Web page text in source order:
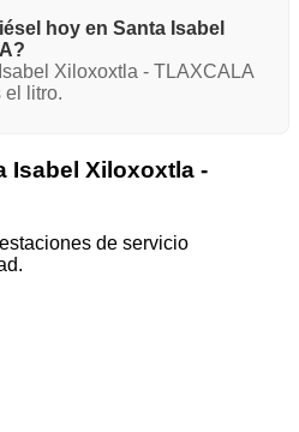
hoy en Santa Isabel
Xiloxoxtla - TLAXCALA
el litro.
Isabel Xiloxoxtla -
de servicio